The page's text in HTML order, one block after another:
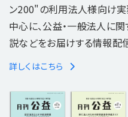
ン200"の利用法人様向け実
中心に、公益・一般法人に
説などをお届けする情報配信
詳しくはこちら